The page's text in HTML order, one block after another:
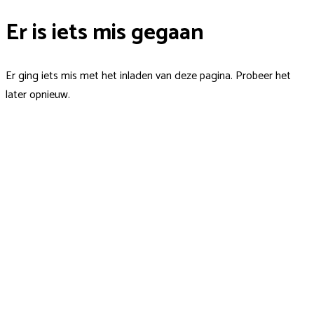
Er is iets mis gegaan
Er ging iets mis met het inladen van deze pagina. Probeer het
later opnieuw.